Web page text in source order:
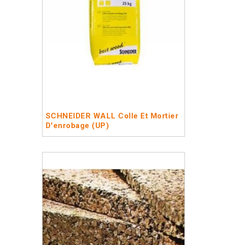
SCHNEIDER WALL Colle Et Mortier
D'enrobage (UP)